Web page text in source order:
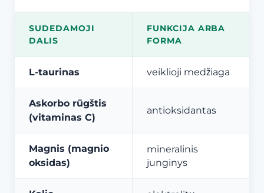
SUDEDAMOJI
DALIS
FUNKCIJA ARBA
FORMA
L-taurinas veiklioji medžiaga
Askorbo rūgštis
(vitaminas C)
antioksidantas
Magnis (magnio
oksidas)
mineralinis
junginys